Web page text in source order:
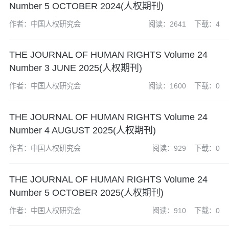
Number 5 OCTOBER 2024(人权期刊)
作者：中国人权研究会 阅读：2641 下载：4
THE JOURNAL OF HUMAN RIGHTS Volume 24
Number 3 JUNE 2025(人权期刊)
作者：中国人权研究会 阅读：1600 下载：0
THE JOURNAL OF HUMAN RIGHTS Volume 24
Number 4 AUGUST 2025(人权期刊)
作者：中国人权研究会 阅读：929 下载：0
THE JOURNAL OF HUMAN RIGHTS Volume 24
Number 5 OCTOBER 2025(人权期刊)
作者：中国人权研究会 阅读：910 下载：0